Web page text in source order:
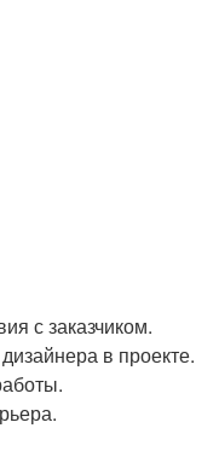
с заказчиком.
в проекте.